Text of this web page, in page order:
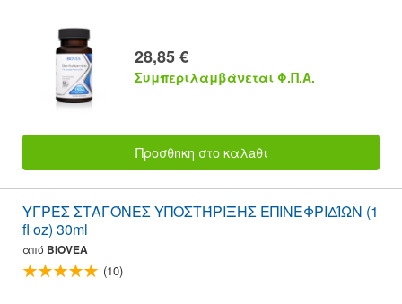
28,85 €
Συμπεριλαμβάνεται Φ.Π.Α.
Προσθnκη στο καλaθι
ΥΓΡΈΣ ΣΤΑΓΌΝΕΣ ΥΠΟΣΤΉΡΙΞΗΣ ΕΠΙΝΕΦΡΙΔΊΩΝ (1
fl oz) 30ml
από BIOVEA
(10)